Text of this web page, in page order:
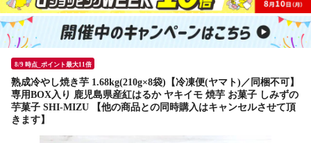
8/9 時点_ポイント最大11倍
熟成冷やし焼き芋 1.68kg(210g×8袋)【冷凍便(ヤマト)／同梱不可】
専用BOX入り 鹿児島県産紅はるか ヤキイモ 焼芋 お菓子 しみずの
芋菓子 SHI-MIZU 【他の商品との同時購入はキャンセルさせて頂
きます】